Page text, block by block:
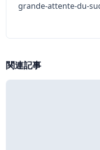
grande-attente-du-
関連記事